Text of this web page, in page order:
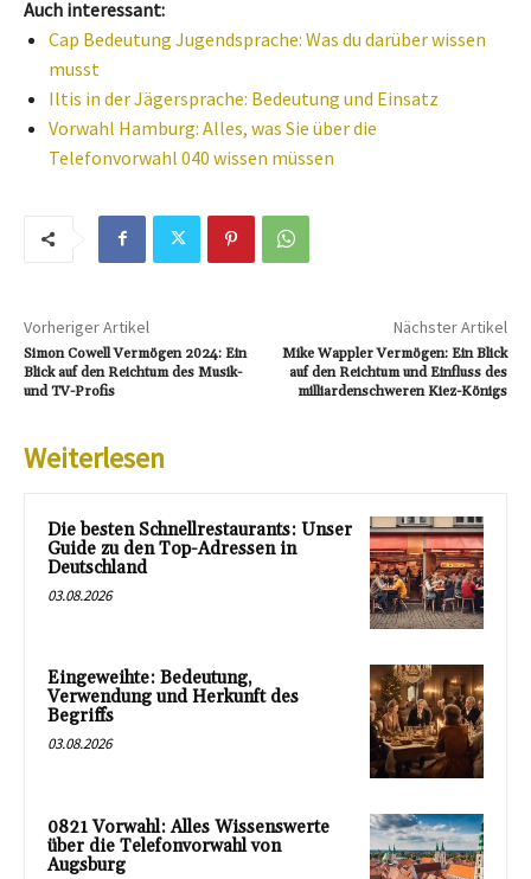
Auch interessant:
Cap Bedeutung Jugendsprache: Was du darüber wissen
musst
Iltis in der Jägersprache: Bedeutung und Einsatz
Vorwahl Hamburg: Alles, was Sie über die
Telefonvorwahl 040 wissen müssen
Vorheriger Artikel
Simon Cowell Vermögen 2024: Ein
Blick auf den Reichtum des Musik-
und TV-Profis
Nächster Artikel
Mike Wappler Vermögen: Ein Blick
auf den Reichtum und Einfluss des
milliardenschweren Kiez-Königs
Weiterlesen
Die besten Schnellrestaurants: Unser
Guide zu den Top-Adressen in
Deutschland
03.08.2026
Eingeweihte: Bedeutung,
Verwendung und Herkunft des
Begriffs
03.08.2026
0821 Vorwahl: Alles Wissenswerte
über die Telefonvorwahl von
Augsburg